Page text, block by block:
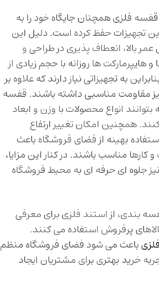
فلزی همچنان جایگاه خود را به
تجهیزات حفظ کرده است. دلیل این
بالا، انعطاف پذیری در طراحی و
ها روزانه با حجم زیادی از
به تجهیزاتی نیاز دارند که علاوه بر
نیز مقاومت مناسبی داشته باشند. قفسه
انواع محصولات با وزن و ابعاد
همچنین امکان تغییر ارتفاع
بهینه از فضای فروشگاه باعث
مناسب باشند. در کنار این مزایا،
جلوه ای حرفه ای به محیط فروشگاه
بندی، از استند فلزی برای معرفی
پرفروش استفاده می کنند.
باعث می شود فضای فروشگاه منظم
خرید بهتری برای مشتریان ایجاد